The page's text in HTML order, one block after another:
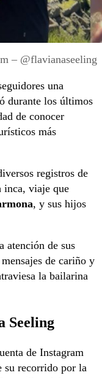
– @flavianaseeling
una
durante los últimos
de conocer
más
registros de
inca, viaje que
, y sus hijos
atención de sus
de cariño y
la bailarina
Seeling
de Instagram
su recorrido por la